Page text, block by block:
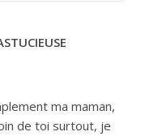
ma maman,
de toi surtout, je